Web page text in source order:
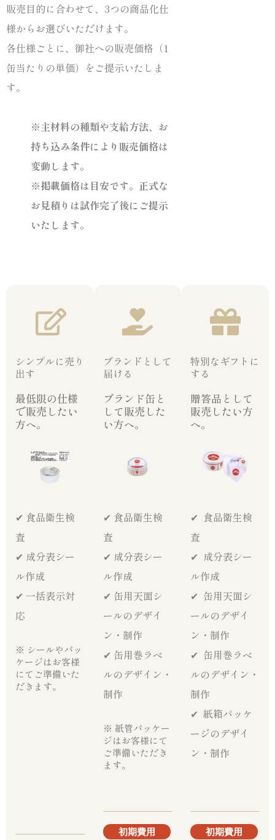
販売目的に合わせて、3つの商品化仕
様からお選びいただけます。
各仕様ごとに、御社への販売価格（1
缶当たりの単価） をご提示いたしま
す。
※主材料の種類や支給方法、お
持ち込み条件により販売価格は
変動します。
※掲載価格は目安です。正式な
お見積りは試作完了後にご提示
いたします。
シンプルに売り
出す
最低限の仕様
で販売したい
方へ。
✔︎ 食品衛生検
査
✔︎ 成分表シー
ル作成
✔︎ 一括表示対
応
※ シールやパッ
ケージはお客様
にてご準備いた
だきます。
ブランドとして
届ける
ブランド缶と
して販売した
い方へ。
✔︎ 食品衛生検
査
✔︎ 成分表シー
ル作成
✔︎ 缶用天面シ
ールのデザイ
ン・制作
✔︎ 缶用巻ラベ
ルのデザイン・
制作
※ 紙管パッケー
ジはお客様にて
ご準備いただき
ます。
初期費用
特別なギフトに
する
贈答品として
販売したい方
へ。
✔︎ 食品衛生検
査
✔︎ 成分表シー
ル作成
✔︎ 缶用天面シ
ールのデザイ
ン・制作
✔︎ 缶用巻ラベ
ルのデザイン・
制作
✔︎ 紙箱パッケ
ージのデザイ
ン・制作
初期費用